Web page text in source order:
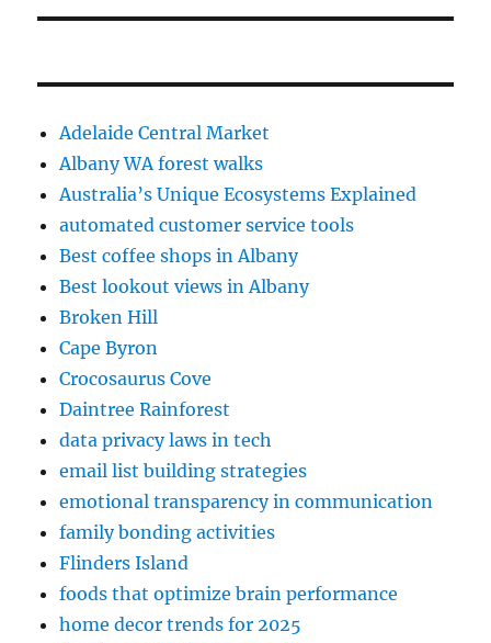
Adelaide Central Market
Albany WA forest walks
Australia’s Unique Ecosystems Explained
automated customer service tools
Best coffee shops in Albany
Best lookout views in Albany
Broken Hill
Cape Byron
Crocosaurus Cove
Daintree Rainforest
data privacy laws in tech
email list building strategies
emotional transparency in communication
family bonding activities
Flinders Island
foods that optimize brain performance
home decor trends for 2025